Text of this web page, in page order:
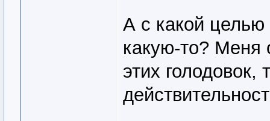
А с какой целью
какую-то? Меня
этих голодовок,